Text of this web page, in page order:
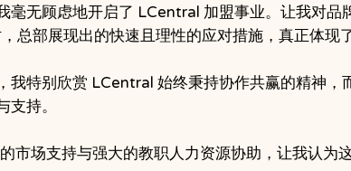
毫无顾虑地开启了 LCentral 加盟事业。让我对品
总部展现出的快速且理性的应对措施，真正体现
我特别欣赏 LCentral 始终秉持协作共赢的精神，
持。
市场支持与强大的教职人力资源协助，让我认为